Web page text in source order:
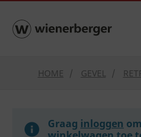
text.skipToContent
text.skipToNavigation
HOME GEVEL
Graag inloggen